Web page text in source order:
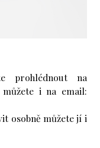
prohlédnout na
můžete i na email:
osobně můžete jí i